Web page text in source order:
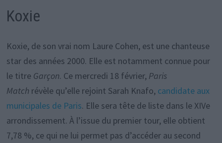
Koxie
Koxie, de son vrai nom Laure Cohen, est une chanteuse
star des années 2000. Elle est notamment connue pour
le titre Garçon. Ce mercredi 18 février, Paris
Match révèle qu’elle rejoint Sarah Knafo, candidate aux
municipales de Paris. Elle sera tête de liste dans le XIVe
arrondissement. À l’issue du premier tour, elle obtient
7,78 %, ce qui ne lui permet pas d’accéder au second